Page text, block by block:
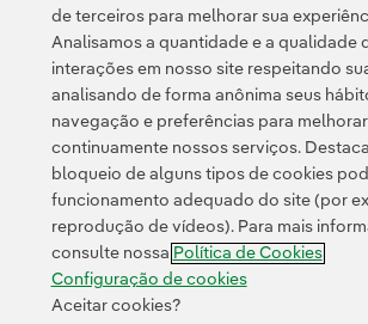
Contato Clientes Política de Privacidade
Política de cookies Configuração de cookies
Canal de denúncias
© 2026 Iberdrola, S.A. Todos os
de terceiros para melhorar sua
Analisamos a quantidade e a qualidade
interações em nosso site respeitando
analisando de forma anônima seus
navegação e preferências para melhorar
continuamente nossos serviços.
bloqueio de alguns tipos de cookies
funcionamento adequado do site (por
reprodução de vídeos). Para mais
consulte nossa Política de Cookies
Configuração de cookies
Aceitar cookies?